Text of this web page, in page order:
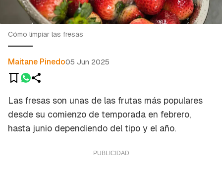
Cómo limpiar las fresas
Maitane Pinedo05 Jun 2025
Las fresas son unas de las frutas más populares
desde su comienzo de temporada en febrero,
hasta junio dependiendo del tipo y el año.